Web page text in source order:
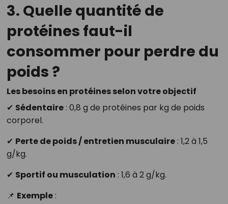
3. Quelle quantité de
protéines faut-il
consommer pour perdre du
poids ?
Les besoins en protéines selon votre objectif
✔ Sédentaire: 0,8 g de protéines par kg de poids
corporel.
✔ Perte de poids / entretien musculaire: 1,2 à 1,5
g/kg.
✔ Sportif ou musculation : 1,6 à 2 g/kg.
📌 Exemple: